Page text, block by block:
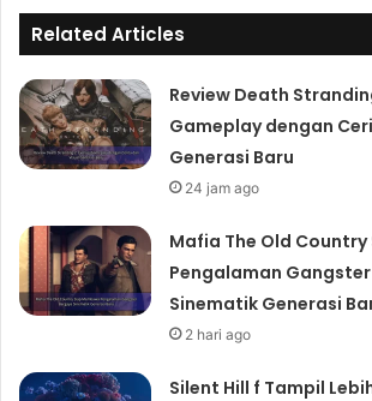
Related Articles
Review Death
Gameplay dengan
Generasi Baru
24 jam ago
Mafia The Old
Pengalaman
Sinematik Generasi
2 hari ago
Silent Hill f Tampil